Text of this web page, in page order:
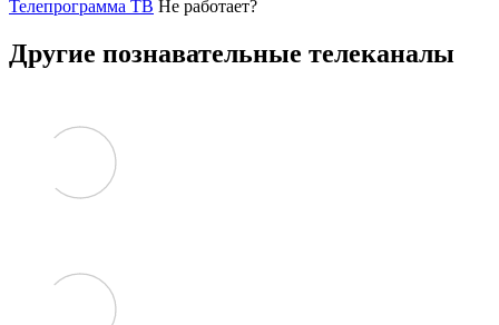
Телепрограмма ТВ Не работает?
Другие познавательные телеканалы